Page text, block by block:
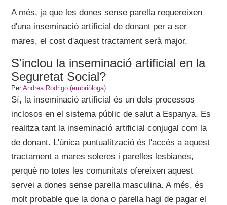
A més, ja que les dones sense parella requereixen
d'una inseminació artificial de donant per a ser
mares, el cost d'aquest tractament serà major.
S'inclou la inseminació artificial en la
Seguretat Social?
PerAndrea Rodrigo (embriòloga).
Sí, la inseminació artificial és un dels processos
inclosos en el sistema públic de salut a Espanya. Es
realitza tant la inseminació artificial conjugal com la
de donant. L'única puntualització és l'accés a aquest
tractament a mares soleres i parelles lesbianes,
perquè no totes les comunitats ofereixen aquest
servei a dones sense parella masculina. A més, és
molt probable que la dona o parella hagi de pagar el